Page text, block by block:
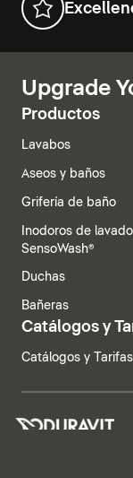
Upgrade
Productos
Lavabos
Aseos y baños
Grifería de baño
Inodoros de lavado
SensoWash®
Duchas
Bañeras
Catálogos y
Catálogos y Tarifas